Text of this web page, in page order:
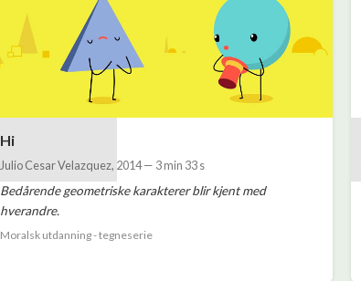
Hi
Julio Cesar Velazquez, 2014— 3 min 33 s
Bedårende geometriske karakterer blir kjent med
hverandre.
Moralsk utdanning - tegneserie